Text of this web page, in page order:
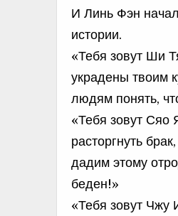
И Линь Фэн
истории.
«Тебя зовут Ши
украдены твоим
людям понять,
«Тебя зовут Сяо
расторгнуть
дадим этому
беден!»
«Тебя зовут Чжу